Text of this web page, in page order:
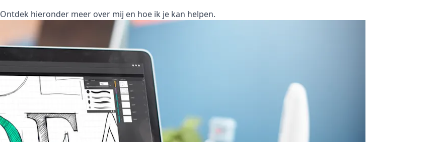
Ontdek hieronder meer over mij en hoe ik je kan helpen.